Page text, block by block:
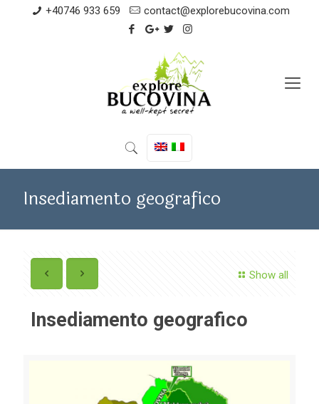
+40746 933 659 contact@explorebucovina.com
Insediamento geografico
Show all
Insediamento geografico